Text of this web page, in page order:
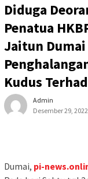
Diduga
Penatua
Jaitun
Kudus
Admin
Desember 29, 2022
Dumai, pi-